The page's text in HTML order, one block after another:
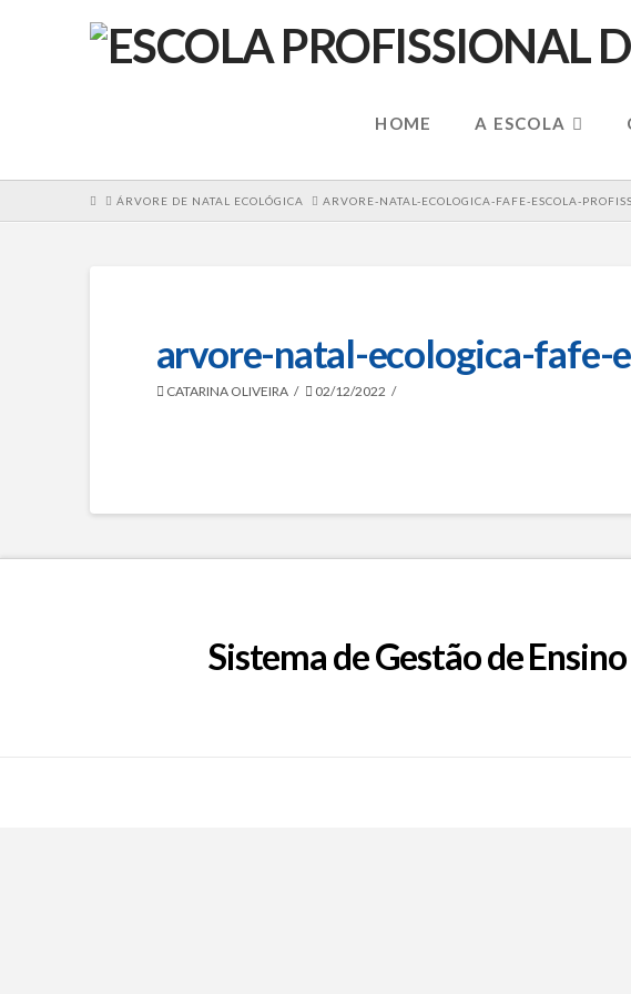
HOME A ESCOLA
HOME
ÁRVORE DE NATAL ECOLÓGICA ARVORE-NATAL-ECOLOGICA-FAFE-ESCOLA-
arvore-natal-ecologica-fafe-
CATARINA OLIVEIRA 02/12/2022
Sistema de Gestão de Ensino